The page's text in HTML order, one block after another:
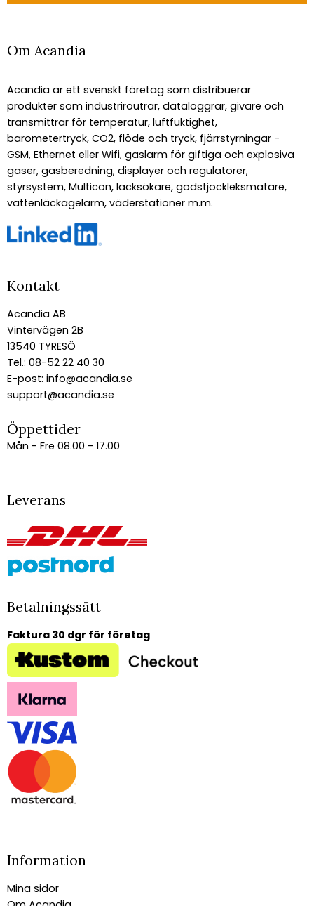
Om Acandia
Acandia är ett svenskt företag som distribuerar
produkter som industriroutrar, dataloggrar, givare och
transmittrar för temperatur, luftfuktighet,
barometertryck, CO2, flöde och tryck, fjärrstyrningar -
GSM, Ethernet eller Wifi, gaslarm för giftiga och explosiva
gaser, gasberedning, displayer och regulatorer,
styrsystem, Multicon, läcksökare, godstjockleksmätare,
vattenläckagelarm, väderstationer m.m.
Kontakt
Acandia AB
Vintervägen 2B
13540 TYRESÖ
Tel.: 08-52 22 40 30
E-post: info@acandia.se
support@acandia.se
Öppettider
Mån - Fre 08.00 - 17.00
Leverans
Betalningssätt
Faktura 30 dgr för företag
Information
Mina sidor